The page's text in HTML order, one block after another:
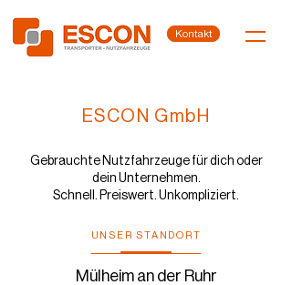
Kontakt
ESCON GmbH
Gebrauchte Nutzfahrzeuge für dich oder
dein Unternehmen.
Schnell. Preiswert. Unkompliziert.
UNSER STANDORT
Mülheim an der Ruhr